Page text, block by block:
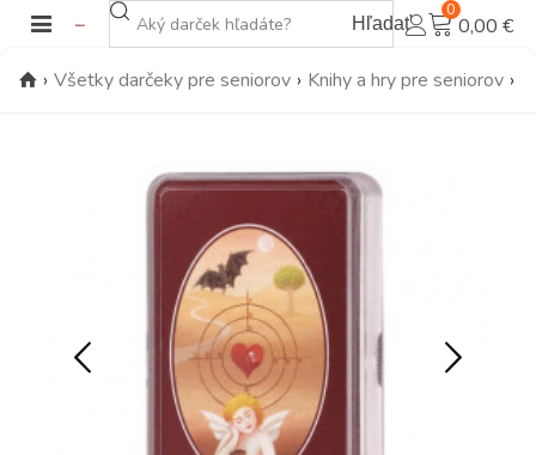
Hľadať
0
0,00 €
› Všetky darčeky pre seniorov › Knihy a hry pre seniorov ›